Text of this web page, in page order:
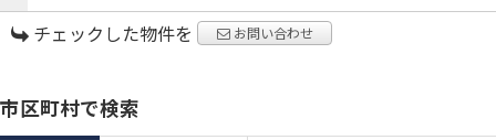
チェックした物件を お問い合わせ
市区町村で検索